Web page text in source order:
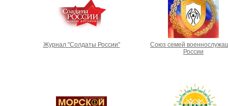
Журнал "Солдаты России"
Союз семей
России